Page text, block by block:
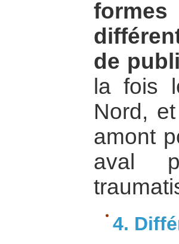
de
la fois
Nord,
amont
aval
4.